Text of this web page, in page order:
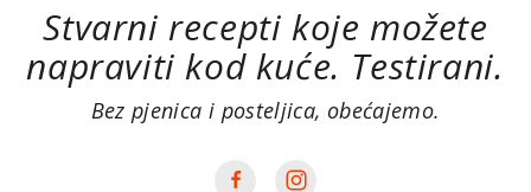
Stvarni recepti koje možete
napraviti kod kuće. Testirani.
Bez pjenica i posteljica, obećajemo.